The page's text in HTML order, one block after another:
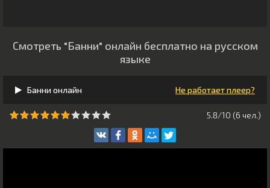
Смотреть "Банни" онлайн бесплатно на русском
языке
Банни онлайн Не работает плеер?
5.8/10 (6 чeл.)